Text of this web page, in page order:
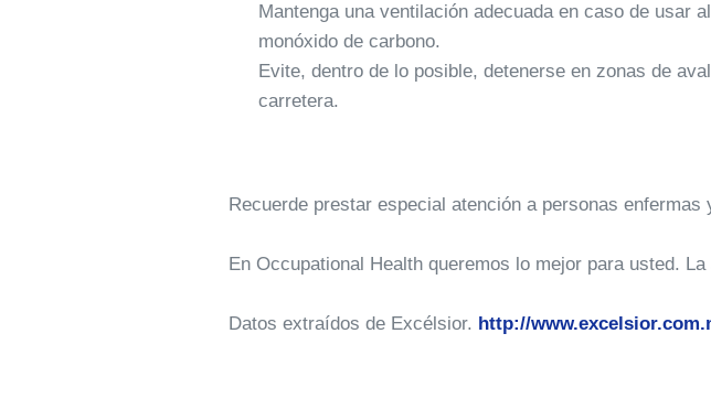
Mantenga una ventilación adecuada en caso de usar
monóxido de carbono.
Evite, dentro de lo posible, detenerse en zonas de
carretera.
Recuerde prestar especial atención a personas
En Occupational Health queremos lo mejor para usted.
Datos extraídos de Excélsior. http://